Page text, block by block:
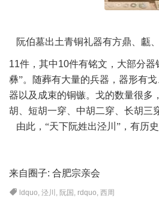
阮伯墓出土青铜礼器有方鼎、甗
11件，其中10件有铭文，大部分器
彝”。随葬有大量的兵器，器形有
器以及成束的铜镞。戈的数量很多
胡、短胡一穿、中胡二穿、长胡三
由此， “天下阮姓出泾川”，有历
来自圈子: 合肥宗亲会
ldquo,泾川 , 阮国 , rdquo,西周